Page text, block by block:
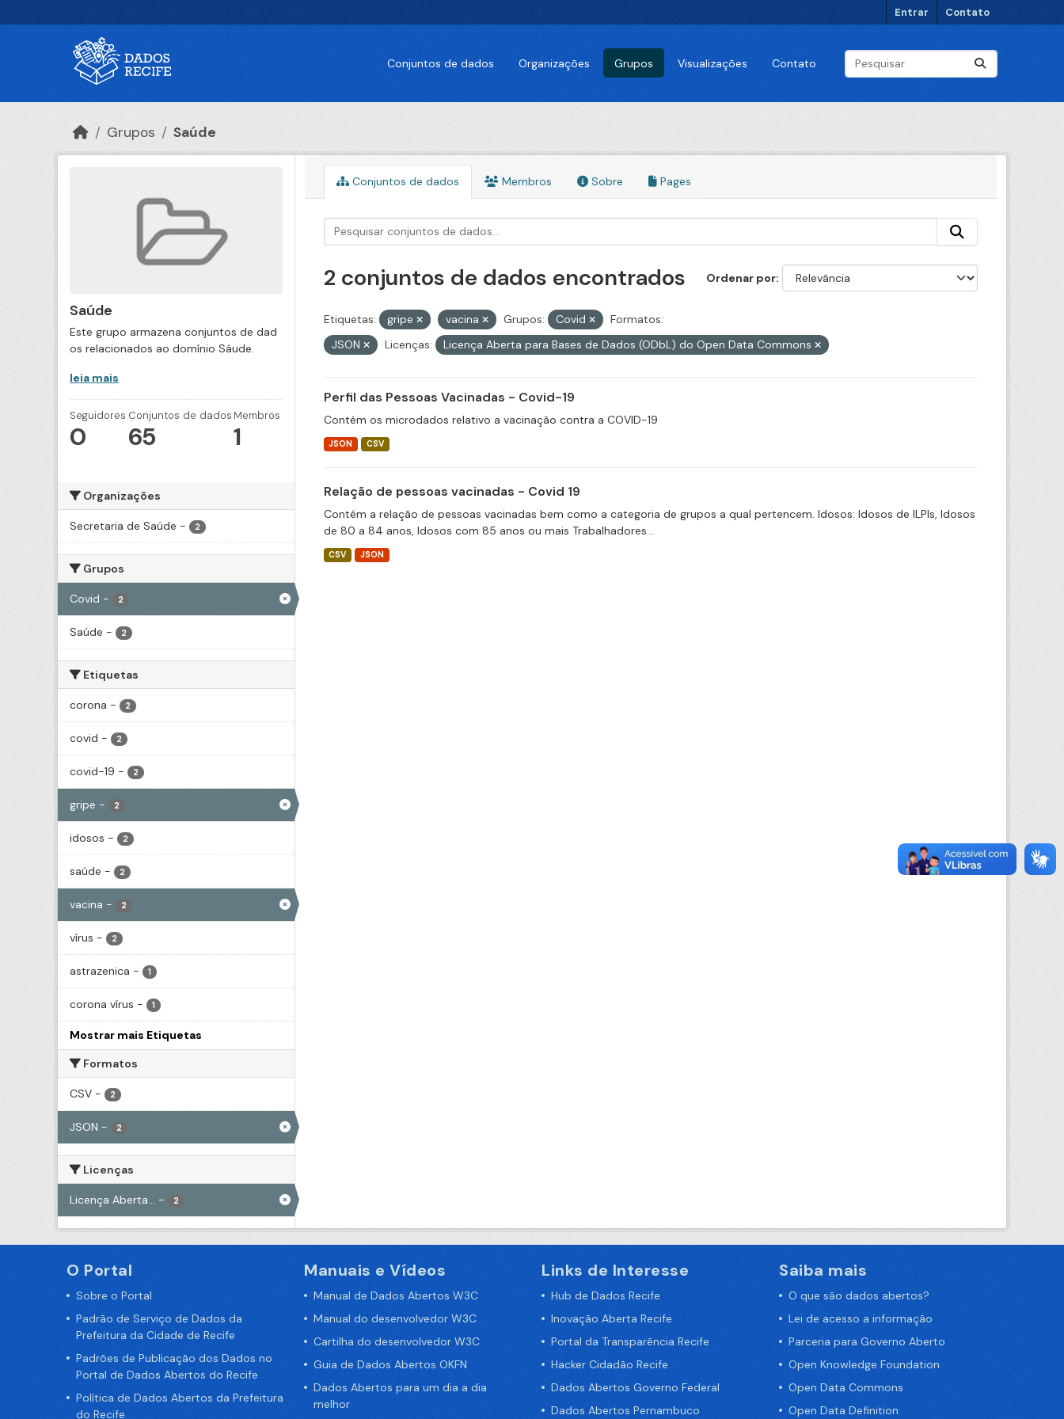
Entrar Contato
Conjuntos de dados Organizações Grupos Visualizações Contato
Grupos Saúde
Saúde
Este grupo armazena conjuntos de dad
os relacionados ao domínio Sáude.
leia mais
Seguidores
0
Conjuntos de dados
65
Membros
1
Organizações
Secretaria de Saúde - 2
Grupos
Covid - 2
Saúde - 2
Etiquetas
corona - 2
covid - 2
covid-19 - 2
gripe - 2
idosos - 2
saúde - 2
vacina - 2
vírus - 2
astrazenica - 1
corona vírus - 1
Mostrar mais Etiquetas
Formatos
CSV - 2
JSON - 2
Licenças
Licença Aberta... - 2
Conjuntos de dados Membros Sobre Pages
Ordenar por
2 conjuntos de dados encontrados
Etiquetas: gripe vacina Grupos: Covid
Formatos:
JSON
Licenças: Licença Aberta para Bases de Dados (ODbL) do Open Data Commons
Perfil das Pessoas Vacinadas - Covid-19
Contém os microdados relativo a vacinação contra a COVID-19
JSON CSV
Relação de pessoas vacinadas - Covid 19
Contém a relação de pessoas vacinadas bem como a categoria de grupos a qual pertencem. Idosos: Idosos de ILPIs, Idosos
de 80 a 84 anos, Idosos com 85 anos ou mais Trabalhadores...
CSV JSON
O Portal
Sobre o Portal
Padrão de Serviço de Dados da
Prefeitura da Cidade de Recife
Padrões de Publicação dos Dados no
Portal de Dados Abertos do Recife
Política de Dados Abertos da Prefeitura
do Recife
Manuais e Vídeos
Manual de Dados Abertos W3C
Manual do desenvolvedor W3C
Cartilha do desenvolvedor W3C
Guia de Dados Abertos OKFN
Dados Abertos para um dia a dia
melhor
Links de Interesse
Hub de Dados Recife
Inovação Aberta Recife
Portal da Transparência Recife
Hacker Cidadão Recife
Dados Abertos Governo Federal
Dados Abertos Pernambuco
Saiba mais
O que são dados abertos?
Lei de acesso a informação
Parceria para Governo Aberto
Open Knowledge Foundation
Open Data Commons
Open Data Definition